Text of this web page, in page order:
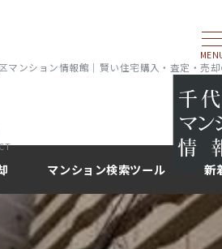
マンション情報館｜賢い住宅購入・査定・売
マンション検索ツール 新